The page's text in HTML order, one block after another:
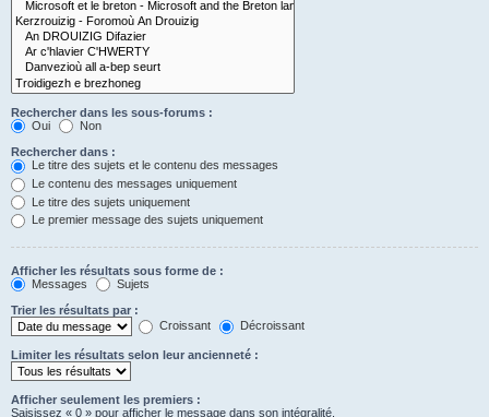
Rechercher dans les sous-forums :
Oui
Non
Rechercher dans :
Le titre des sujets et le contenu des messages
Le contenu des messages uniquement
Le titre des sujets uniquement
Le premier message des sujets uniquement
Afficher les résultats sous forme de :
Messages
Sujets
Trier les résultats par :
Croissant
Décroissant
Limiter les résultats selon leur ancienneté :
Afficher seulement les premiers :
Saisissez « 0 » pour afficher le message dans son intégralité.